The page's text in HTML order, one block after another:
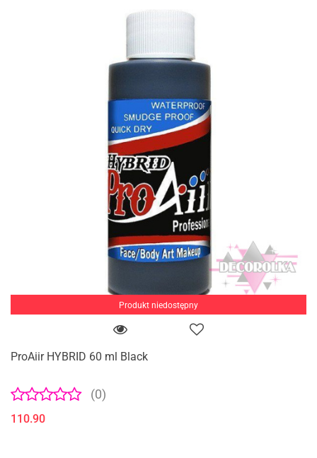
Produkt niedostępny
ProAiir HYBRID 60 ml Black
(0)
110.90